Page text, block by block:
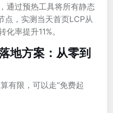
通过预热工具将所有静态
点，实测当天首页LCP从
率提升11%。
地方案：从零到
有限，可以走“免费起